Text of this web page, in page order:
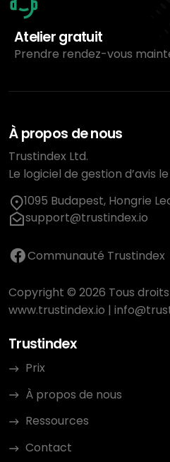
Atelier gratuit
Prendre rendez-vous
À propos de nous
Trustindex Ltd.
Le logiciel de gestion d’avis
1095 Budapest, Hongrie
support@trustindex.io
Communauté Trustindex
Copyright © 2026 Tous
www.trustindex.io |
Trustindex
Prix
À propos de nous
Ressources
Contact